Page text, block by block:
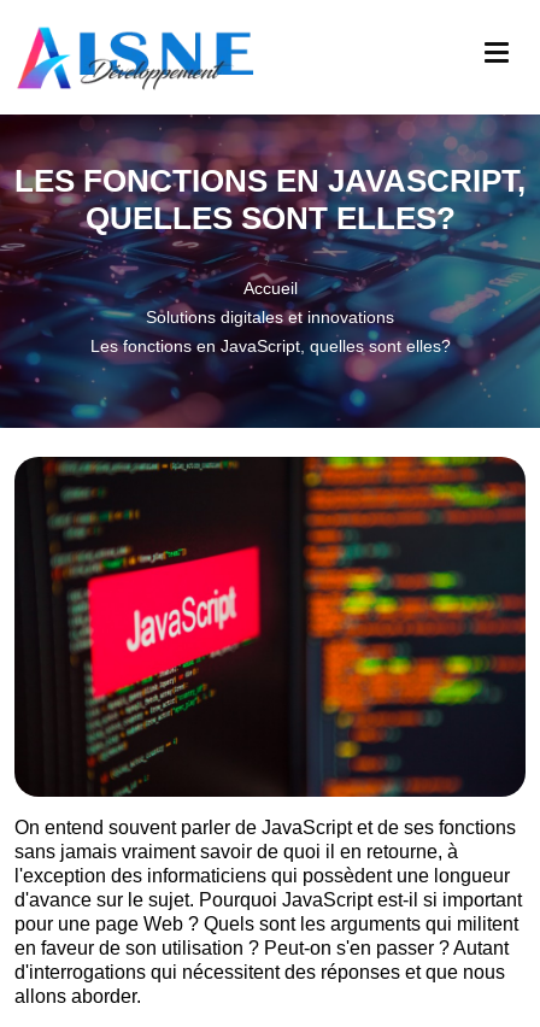
LES FONCTIONS EN JAVASCRIPT,
QUELLES SONT ELLES?
Accueil
Solutions digitales et innovations
Les fonctions en JavaScript, quelles sont elles?
On entend souvent parler de JavaScript et de ses fonctions
sans jamais vraiment savoir de quoi il en retourne, à
l'exception des informaticiens qui possèdent une longueur
d'avance sur le sujet. Pourquoi JavaScript est-il si important
pour une page Web ? Quels sont les arguments qui militent
en faveur de son utilisation ? Peut-on s'en passer ? Autant
d'interrogations qui nécessitent des réponses et que nous
allons aborder.